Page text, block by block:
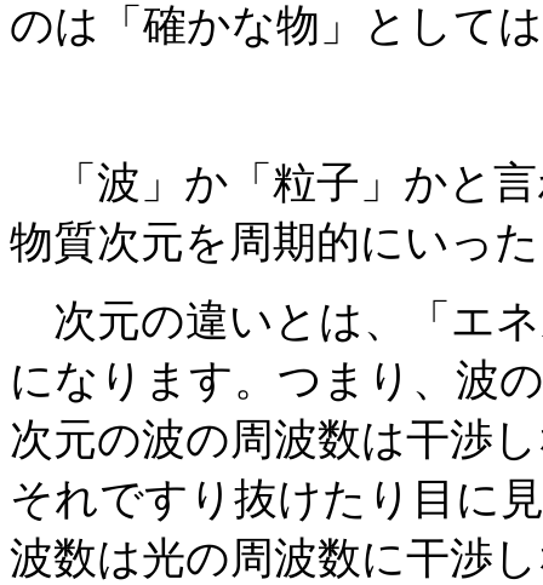
のは「確かな物」とし
「波」か「粒子」かと
物質次元を周期的にいっ
次元の違いとは、「エ
になります。つまり、波
次元の波の周波数は干渉
それですり抜けたり目に
波数は光の周波数に干渉